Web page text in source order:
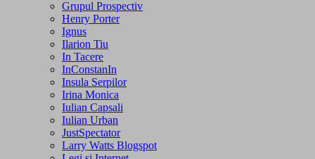
Grupul Prospectiv
Henry Porter
Ignus
Ilarion Tiu
In Tacere
InConstanIn
Insula Serpilor
Irina Monica
Iulian Capsali
Iulian Urban
JustSpectator
Larry Watts Blogspot